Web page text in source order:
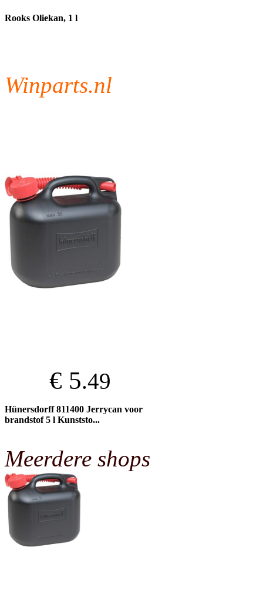
Rooks Oliekan, 1 l
Winparts.nl
€ 5.49
Hünersdorff 811400 Jerrycan voor
brandstof 5 l Kunststo...
Meerdere shops